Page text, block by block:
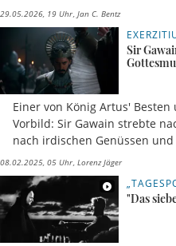
29.05.2026, 19 Uhr Jan C. Bentz
Sir
Einer von König Artus'
Vorbild: Sir Gawain strebte
nach irdischen Genüssen und
08.02.2025, 05 Uhr Lorenz Jäger
"Das